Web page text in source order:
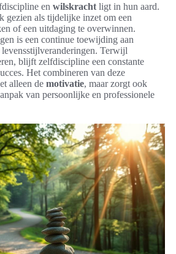
en wilskracht ligt in hun aard.
gezien als tijdelijke inzet om een
of een uitdaging te overwinnen.
is een continue toewijding aan
Terwijl
blijft zelfdiscipline een constante
Het combineren van deze
alleen de motivatie, maar zorgt ook
van persoonlijke en professionele